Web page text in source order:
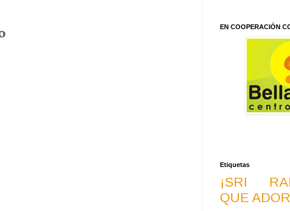
EN COOPERACIÓN
Etiquetas
¡SRI
QUE